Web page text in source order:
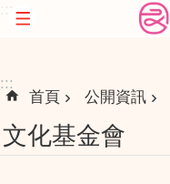
跳到主要內容區塊
:::
首頁 公開資訊
文化基金會